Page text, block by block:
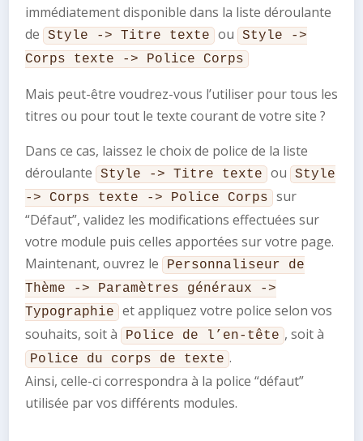
immédiatement disponible dans la liste déroulante
de Style -> Titre texte ou Style ->
Corps texte -> Police Corps
Mais peut-être voudrez-vous l’utiliser pour tous les
titres ou pour tout le texte courant de votre site ?
Dans ce cas, laissez le choix de police de la liste
déroulante Style -> Titre texte ou Style
-> Corps texte -> Police Corps
sur
“Défaut”, validez les modifications effectuées sur
votre module puis celles apportées sur votre page.
Maintenant, ouvrez le Personnaliseur de
Thème -> Paramètres généraux ->
Typographie
et appliquez votre police selon vos
souhaits, soit à Police de l’en-tête , soit à
Police du corps de texte .
Ainsi, celle-ci correspondra à la police “défaut”
utilisée par vos différents modules.